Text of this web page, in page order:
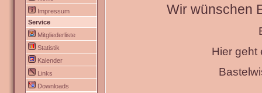
Impressum
Service
Mitgliederliste
Statistik
Kalender
Links
Downloads
Wir wünschen
Hier geht